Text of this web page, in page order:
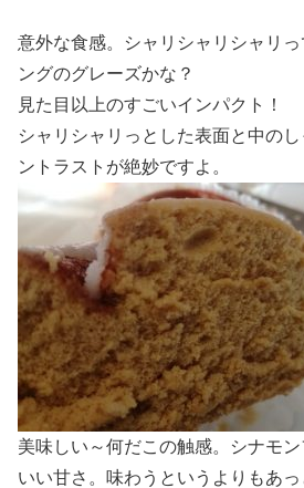
意外な食感。シャリシャリシャリ
ングのグレーズかな？
見た目以上のすごいインパクト！
シャリシャリっとした表面と中の
ントラストが絶妙ですよ。
美味しい～何だこの触感。シナモ
いい甘さ。味わうというよりもあ